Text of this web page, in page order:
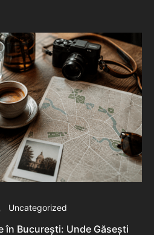
Uncategorized
în București: Unde Găsești